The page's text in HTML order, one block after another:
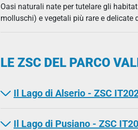
Oasi naturali nate per tutelare gli
molluschi) e vegetali più rare e delicate
LE ZSC DEL PARCO
Il Lago di Alserio - ZSC
Il Lago di Pusiano - ZSC